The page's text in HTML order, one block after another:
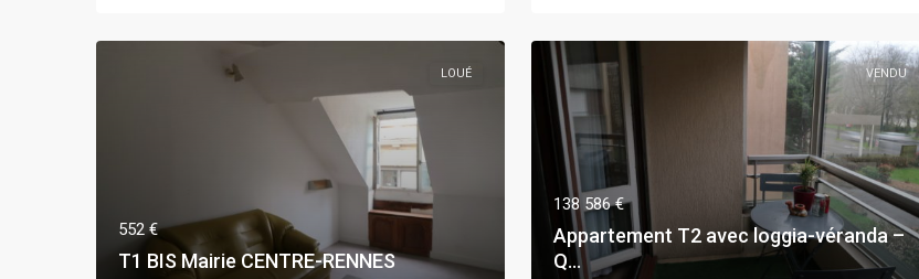
LOUÉ
552 €
T1 BIS Mairie CENTRE-RENNES
VENDU
138 586 €
Appartement T2 avec loggia-véranda –
Q...